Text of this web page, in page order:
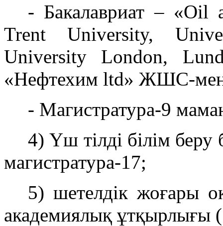
- Бакалавриат – «Oil
Trent University,
University London,
«Нефтехим ltd» ЖШС-мен
- Магистратура-9
4) Үш тілді білім беру
магистратура-17;
5) шетелдік жоғары
академиялық ұтқырлығы